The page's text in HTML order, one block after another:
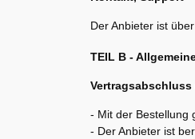
Der Anbieter ist
TEIL B -
Vertragsabschluss
- Mit der Bestellung
- Der Anbieter ist